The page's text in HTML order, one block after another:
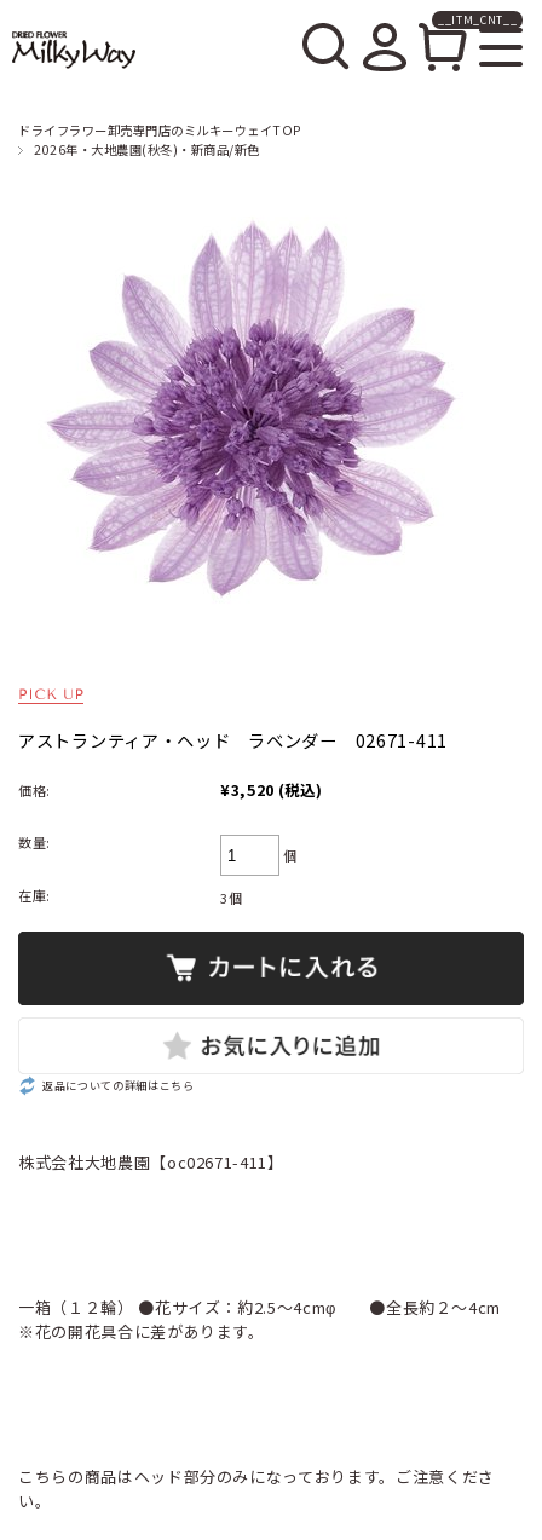
__ITM_CNT__
ドライフラワー卸売専門店のミルキーウェイTOP
2026年・大地農園(秋冬)・新商品/新色
アストランティア・ヘッド ラベンダー 02671-411
価格: ¥3,520 (税込)
数量:
個
在庫: 3個
返品についての詳細はこちら
株式会社大地農園【oc02671-411】
一箱（１２輪） ●花サイズ：約2.5～4cmφ ●全長約２～4cm
※花の開花具合に差があります。
こちらの商品はヘッド部分のみになっております。ご注意くださ
い。